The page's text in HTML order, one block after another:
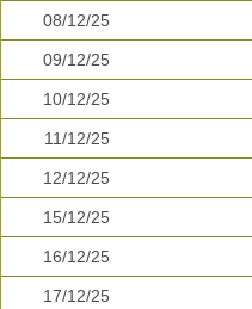
08/12/25
09/12/25
10/12/25
11/12/25
12/12/25
15/12/25
16/12/25
17/12/25